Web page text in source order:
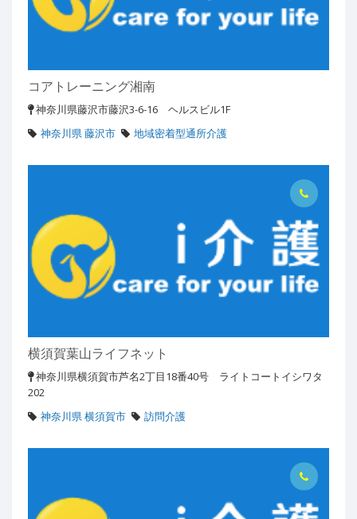
コアトレーニング湘南
神奈川県藤沢市藤沢3-6-16 ヘルスビル1F
神奈川県 藤沢市
地域密着型通所介護
横須賀葉山ライフネット
神奈川県横須賀市芦名2丁目18番40号 ライトコートイシワタ
202
神奈川県 横須賀市
訪問介護